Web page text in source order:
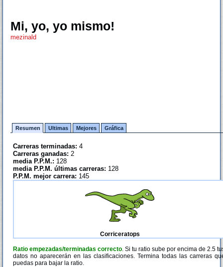
Mi, yo, yo mismo!
mezinald
Resumen Ultimas Mejores Gráfica
Carreras terminadas: 4
Carreras ganadas: 2
media P.P.M.: 128
media P.P.M. últimas carreras: 128
P.P.M. mejor carrera: 145
Corriceratops
Ratio empezadas/terminadas correcto. Si tu ratio sube por encima de 2.5
datos no aparecerán en las clasificaciones. Termina todas las carreras
puedas para bajar la ratio.